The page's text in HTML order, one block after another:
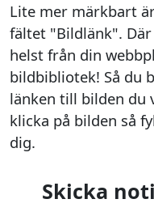
Lite mer märkbart
fältet "Bildlänk".
helst från din
bildbibliotek! Så du
länken till bilden du
klicka på bilden så
dig.
Skicka